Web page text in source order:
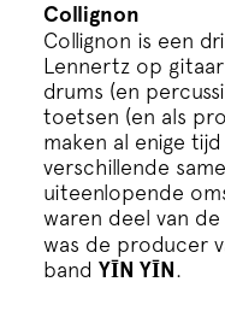
Contact
Steun ons
Collignon
Collignon is een
Lennertz op
drums (en
toetsen (en als
maken al enige
verschillende
uiteenlopende
waren deel van de
was de producer
band YĪN YĪN.